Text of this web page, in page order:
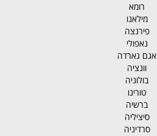
רומא
מילאנו
פירנצה
נאפולי
אגם גארדה
וונציה
בולוניה
טורינו
ברשיה
סיציליה
סרדיניה